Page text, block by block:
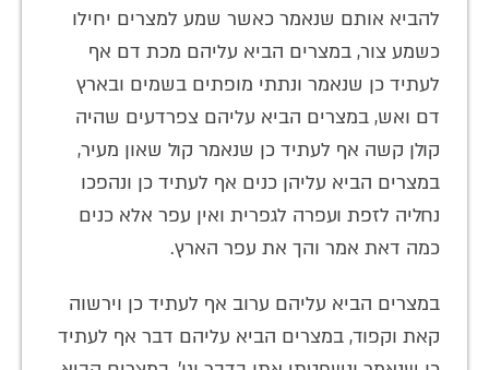
להביא אותם שנאמר כאשר שמע למצרים יחילו
כשמע צור, במצרים הביא עליהם מכת דם אף
לעתיד כן שנאמר ונתתי מופתים בשמים ובארץ
דם ואש, במצרים הביא עליהם צפרדעים שהיה
קולן קשה אף לעתיד כן שנאמר קול שאון מעיר,
במצרים הביא עליהן כנים אף לעתיד כן ונהפכו
נחליה לזפת ועפרה לגפרית ואין עפר אלא כנים
כמה דאת אמר והך את עפר הארץ.
במצרים הביא עליהם ערוב אף לעתיד כן וירשוה
קאת וקפוד, במצרים הביא עליהם דבר אף לעתיד